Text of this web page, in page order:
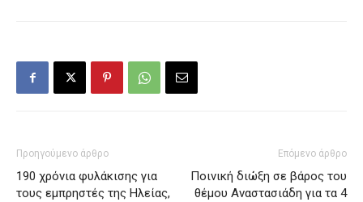
Προηγούμενο άρθρο
190 χρόνια φυλάκισης για
τους εμπρηστές της Ηλείας,
Επόμενο άρθρο
Ποινική διώξη σε βάρος του
θέμου Αναστασιάδη για τα 4